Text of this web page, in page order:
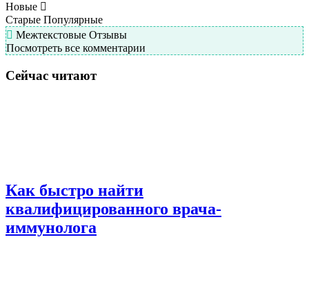
Новые
Старые Популярные
Межтекстовые Отзывы
Посмотреть все комментарии
Сейчас читают
Как быстро найти
квалифицированного врача-
иммунолога